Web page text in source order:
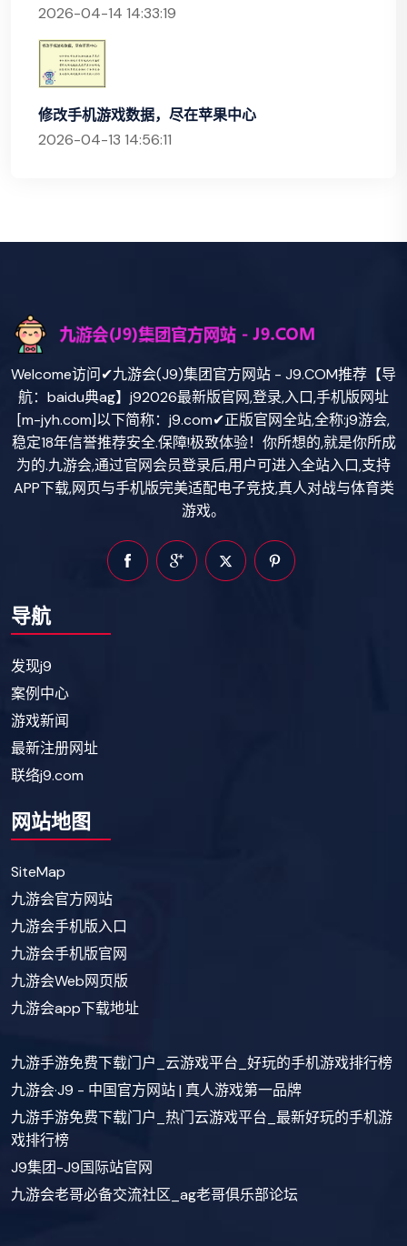
2026-04-14 14:33:19
修改手机游戏数据，尽在苹果中心
2026-04-13 14:56:11
Welcome访问✔九游会(J9)集团官方网站 - J9.COM推荐【导
航：baidu典ag】j92026最新版官网,登录,入口,手机版网址
[m-jyh.com]以下简称：j9.com✔正版官网全站,全称:j9游会,
稳定18年信誉推荐安全.保障!极致体验！你所想的,就是你所成
为的.九游会,通过官网会员登录后,用户可进入全站入口,支持
APP下载,网页与手机版完美适配电子竞技,真人对战与体育类
游戏。
导航
发现j9
案例中心
游戏新闻
最新注册网址
联络j9.com
网站地图
SiteMap
九游会官方网站
九游会手机版入口
九游会手机版官网
九游会Web网页版
九游会app下载地址
九游手游免费下载门户_云游戏平台_好玩的手机游戏排行榜
九游会·J9 - 中国官方网站 | 真人游戏第一品牌
九游手游免费下载门户_热门云游戏平台_最新好玩的手机游
戏排行榜
J9集团-J9国际站官网
九游会老哥必备交流社区_ag老哥俱乐部论坛